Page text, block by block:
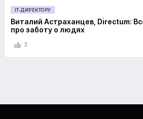
IT-ДИРЕКТОРУ
Виталий Астраханцев, Directum:
про заботу о людях
3